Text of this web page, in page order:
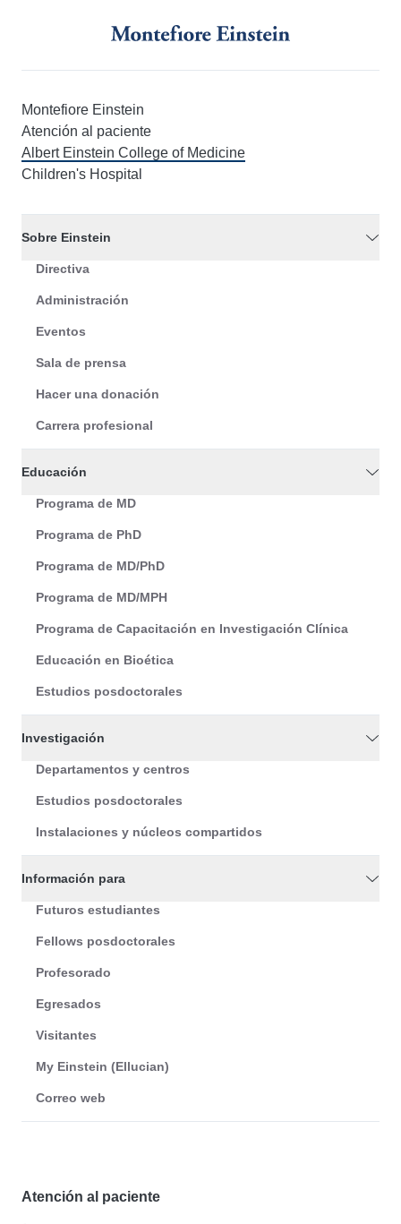
Montefiore Einstein
Atención al paciente
Albert Einstein College of Medicine
Children's Hospital
Sobre Einstein
Directiva
Administración
Eventos
Sala de prensa
Hacer una donación
Carrera profesional
Educación
Programa de MD
Programa de PhD
Programa de MD/PhD
Programa de MD/MPH
Programa de Capacitación en Investigación Clínica
Educación en Bioética
Estudios posdoctorales
Investigación
Departamentos y centros
Estudios posdoctorales
Instalaciones y núcleos compartidos
Información para
Futuros estudiantes
Fellows posdoctorales
Profesorado
Egresados
Visitantes
My Einstein (Ellucian)
Correo web
Atención al paciente